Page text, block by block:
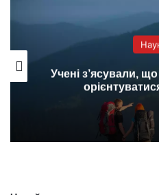
Учені з’ясували,